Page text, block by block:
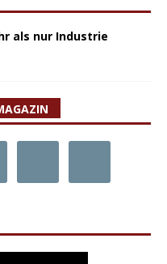
als nur Industrie